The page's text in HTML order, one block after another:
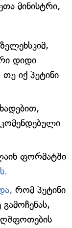
მინისტრი,
დიდი
იქ პუტინი
ფორმატში
რომ პუტინი